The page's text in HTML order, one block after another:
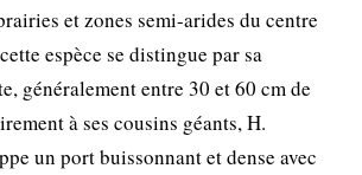
et zones semi-arides du centre
espèce se distingue par sa
généralement entre 30 et 60 cm de
à ses cousins géants, H.
un port buissonnant et dense avec